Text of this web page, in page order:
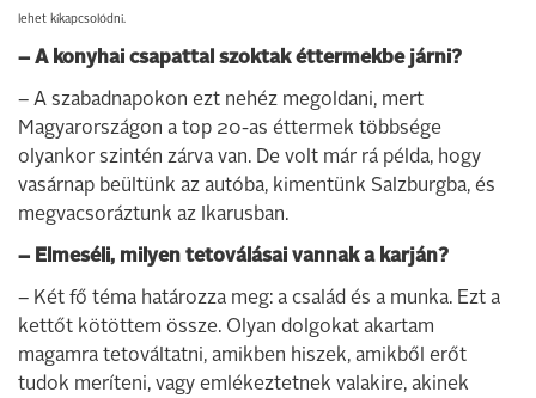
lehet kikapcsolódni.
– A konyhai csapattal szoktak éttermekbe járni?
– A szabadnapokon ezt nehéz megoldani, mert
Magyarországon a top 20-as éttermek többsége
olyankor szintén zárva van. De volt már rá példa, hogy
vasárnap beültünk az autóba, kimentünk Salzburgba, és
megvacsoráztunk az Ikarusban.
– Elmeséli, milyen tetoválásai vannak a karján?
– Két fő téma határozza meg: a család és a munka. Ezt a
kettőt kötöttem össze. Olyan dolgokat akartam
magamra tetováltatni, amikben hiszek, amikből erőt
tudok meríteni, vagy emlékeztetnek valakire, akinek